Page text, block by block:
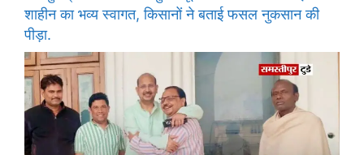
शाहीन का भव्य स्वागत, किसानों ने बताई फसल नुकसान की
पीड़ा.